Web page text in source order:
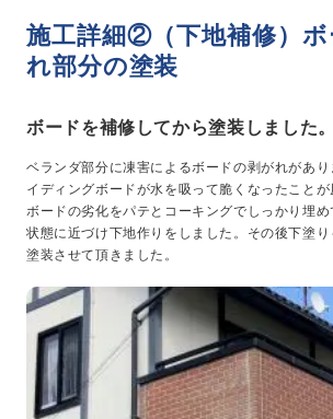
施工詳細②（下地補修）
れ部分の塗装
ボードを補修してから塗装しました。
ベランダ部分に凍害によるボードの剥がれがあ
イディングボードが水を吸って脆くなったことが
ボードの劣化をパテとコーキングでしっかり埋
状態に近づけ下地作りをしました。その後下塗
塗装させて頂きました。